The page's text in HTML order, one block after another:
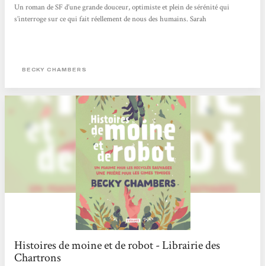
Un roman de SF d’une grande douceur, optimiste et plein de sérénité qui
s’interroge sur ce qui fait réellement de nous des humains. Sarah
BECKY CHAMBERS
Histoires de moine et de robot - Librairie des
Chartrons